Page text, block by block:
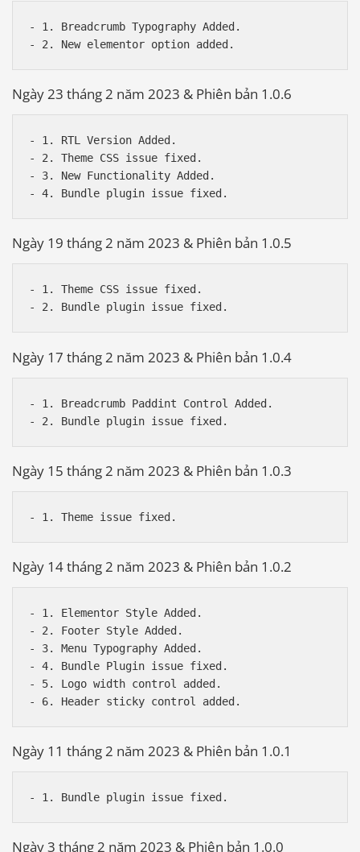
- 1. Breadcrumb Typography Added.
Ngày 23 tháng 2 năm 2023 & Phiên bản 1.0.6
- 1. RTL Version Added.
- 2. Theme CSS issue fixed.
- 3. New Functionality Added.
Ngày 19 tháng 2 năm 2023 & Phiên bản 1.0.5
- 1. Theme CSS issue fixed.
Ngày 17 tháng 2 năm 2023 & Phiên bản 1.0.4
- 1. Breadcrumb Paddint Control Added.
Ngày 15 tháng 2 năm 2023 & Phiên bản 1.0.3
Ngày 14 tháng 2 năm 2023 & Phiên bản 1.0.2
- 1. Elementor Style Added.
- 2. Footer Style Added.
- 3. Menu Typography Added.
- 4. Bundle Plugin issue fixed.
- 5. Logo width control added.
Ngày 11 tháng 2 năm 2023 & Phiên bản 1.0.1
Ngày 3 tháng 2 năm 2023 & Phiên bản 1.0.0